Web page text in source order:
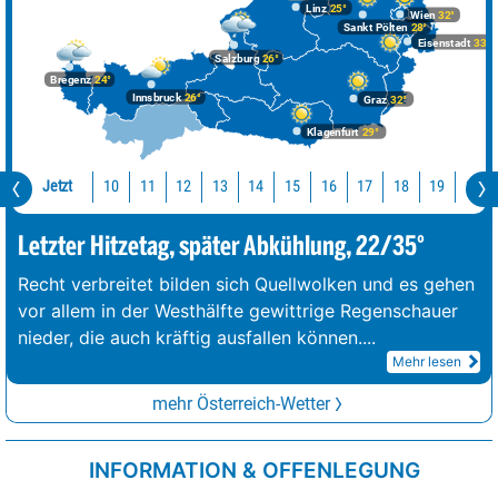
Bregenz24°
Graz32°
Innsbruck26°
Klagenfurt 29°
Linz25°
Salzburg26°
Wien 32°
Eisenstadt 33°
Sankt Pölten 28°
Jetzt 10 11 12 13 14 15 16 17 18 19 20
Letzter Hitzetag, später Abkühlung, 22/35°
Recht verbreitet bilden sich Quellwolken und es gehen
vor allem in der Westhälfte gewittrige Regenschauer
nieder, die auch kräftig ausfallen können....
Mehr lesen
mehr Österreich-Wetter
INFORMATION & OFFENLEGUNG